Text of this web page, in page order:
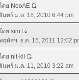
ดย NooAE
จันทร์ ม.ค. 18, 2010 6:44 pm
ดย sim
ฤหัสฯ. ธ.ค. 15, 2011 12:02
ดย nii-kii
จันทร์ ม.ค. 11, 2010 3:22 am